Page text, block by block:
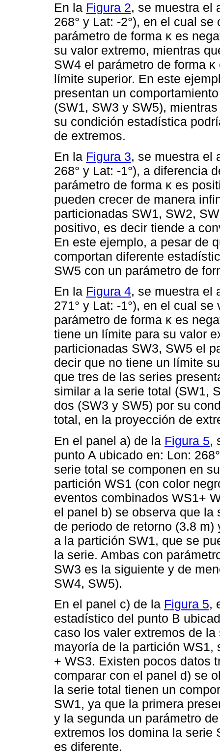
En la Figura 2, se muestra el
268° y Lat: -2°), en el cual
parámetro de forma κ es
su valor extremo, mientras
SW4 el parámetro de forma
límite superior. En este
presentan un
(SW1, SW3 y SW5),
su condición estadística
de extremos.
En la Figura 3, se muestra el
268° y Lat: -1°), a diferencia
parámetro de forma κ es
pueden crecer de manera
particionadas SW1, SW2,
positivo, es decir tiende a
En este ejemplo, a pesar de
comportan diferente
SW5 con un parámetro de
En la Figura 4, se muestra el
271° y Lat: -1°), en el cual
parámetro de forma κ es
tiene un límite para su valor
particionadas SW3, SW5 el
decir que no tiene un límite
que tres de las series
similar a la serie total (SW1,
dos (SW3 y SW5) por su
total, en la proyección de
En el panel a) de la Figura 5,
punto A ubicado en: Lon:
serie total se componen en
partición WS1 (con color
eventos combinados WS1+
el panel b) se observa que
de periodo de retorno (3.8
a la partición SW1, que se
la serie. Ambas con
SW3 es la siguiente y de
SW4, SW5).
En el panel c) de la Figura 5,
estadístico del punto B
caso los valer extremos de
mayoría de la partición
+ WS3. Existen pocos datos
comparar con el panel d) se
la serie total tienen un
SW1, ya que la primera
y la segunda un parámetro
extremos los domina la serie
es diferente.